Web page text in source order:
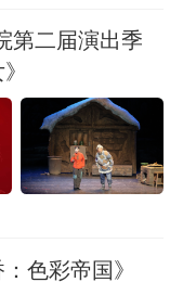
第二届演出季
色彩帝国》